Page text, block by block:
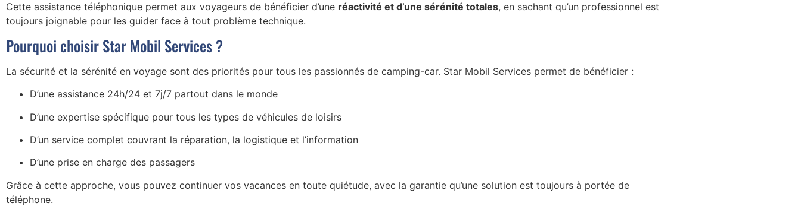
Cette assistance téléphonique permet aux voyageurs de bénéficier d’une réactivité et d’une sérénité totales, en sachant qu’un professionnel est
toujours joignable pour les guider face à tout problème technique.
Pourquoi choisir Star Mobil Services ?
La sécurité et la sérénité en voyage sont des priorités pour tous les passionnés de camping-car. Star Mobil Services permet de bénéficier :
D’une assistance 24h/24 et 7j/7 partout dans le monde
D’une expertise spécifique pour tous les types de véhicules de loisirs
D’un service complet couvrant la réparation, la logistique et l’information
D’une prise en charge des passagers
Grâce à cette approche, vous pouvez continuer vos vacances en toute quiétude, avec la garantie qu’une solution est toujours à portée de
téléphone.